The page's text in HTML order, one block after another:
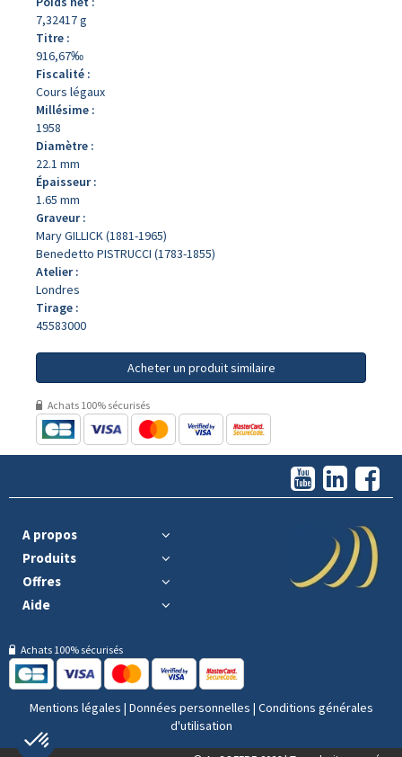
7,32417 g
Titre :
916,67‰
Fiscalité :
Cours légaux
Millésime :
1958
Diamètre :
22.1 mm
Épaisseur :
1.65 mm
Graveur :
Mary GILLICK (1881-1965)
Benedetto PISTRUCCI (1783-1855)
Atelier :
Londres
Tirage :
45583000
Acheter un produit similaire
Achats 100% sécurisés
A propos
Produits
Offres
Aide
Achats 100% sécurisés
Mentions légales | Données personnelles | Conditions générales
d'utilisation